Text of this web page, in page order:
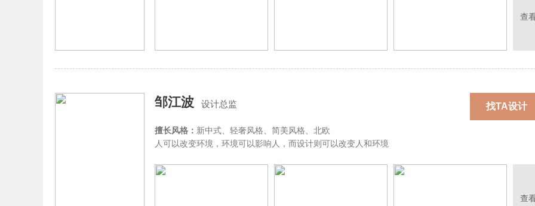
查
邹江波 设计总监 找TA设计
擅长风格： 新中式、轻奢风格、简美风格、北欧
人可以改变环境，环境可以影响人，而设计则可以改变人和环境
查